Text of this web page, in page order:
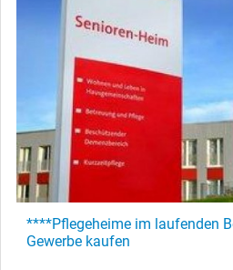
****Pflegeheime im laufenden
Gewerbe kaufen